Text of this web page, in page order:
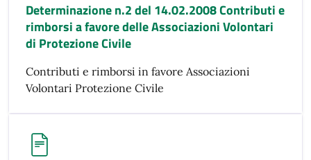
Determinazione n.2 del 14.02.2008 Contributi e
rimborsi a favore delle Associazioni Volontari
di Protezione Civile
Contributi e rimborsi in favore Associazioni
Volontari Protezione Civile